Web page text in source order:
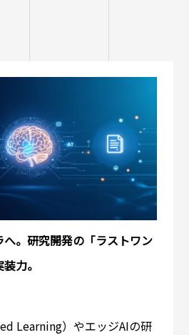
。研究開発の「ラストワン
力。
Learning）やエッジAIの研